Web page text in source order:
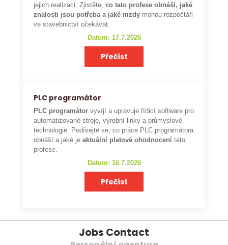
jejich realizaci. Zjistěte,co tato profese obnáší, jaké
znalosti jsou potřeba a jaké mzdy mohou rozpočtáři
ve stavebnictví očekávat.
Datum: 17.7.2026
Přečíst
PLC programátor
PLC programátor vyvíjí a upravuje řídicí software pro
automatizované stroje, výrobní linky a průmyslové
technologie. Podívejte se, co práce PLC programátora
obnáší a jaké je aktuální platové ohodnocení této
profese.
Datum: 16.7.2026
Přečíst
Jobs Contact